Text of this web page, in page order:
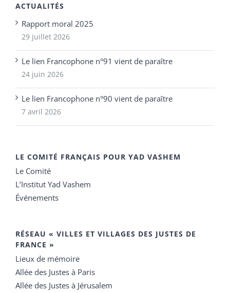
ACTUALITÉS
Rapport moral 2025
29 juillet 2026
Le lien Francophone n°91 vient de paraître
24 juin 2026
Le lien Francophone n°90 vient de paraître
7 avril 2026
LE COMITÉ FRANÇAIS POUR YAD VASHEM
Le Comité
L’Institut Yad Vashem
Événements
RÉSEAU « VILLES ET VILLAGES DES JUSTES DE
FRANCE »
Lieux de mémoire
Allée des Justes à Paris
Allée des Justes à Jérusalem